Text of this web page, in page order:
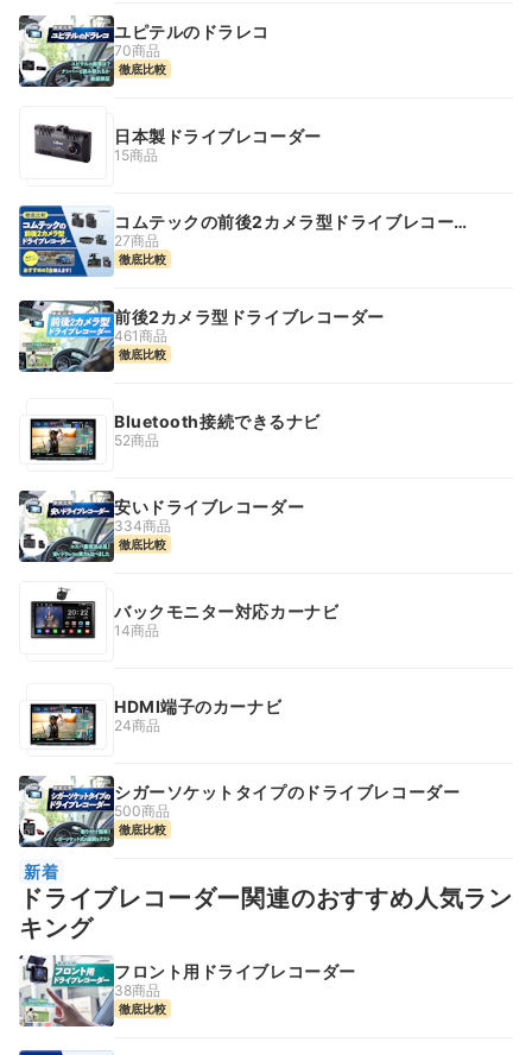
ユピテルのドラレコ
70商品
徹底比較
日本製ドライブレコーダー
15商品
コムテックの前後2カメラ型ドライブレコーダ
ー
27商品
徹底比較
前後2カメラ型ドライブレコーダー
461商品
徹底比較
Bluetooth接続できるナビ
52商品
安いドライブレコーダー
334商品
徹底比較
バックモニター対応カーナビ
14商品
HDMI端子のカーナビ
24商品
シガーソケットタイプのドライブレコーダー
500商品
徹底比較
新着
ドライブレコーダー関連のおすすめ人気ラン
キング
フロント用ドライブレコーダー
38商品
徹底比較